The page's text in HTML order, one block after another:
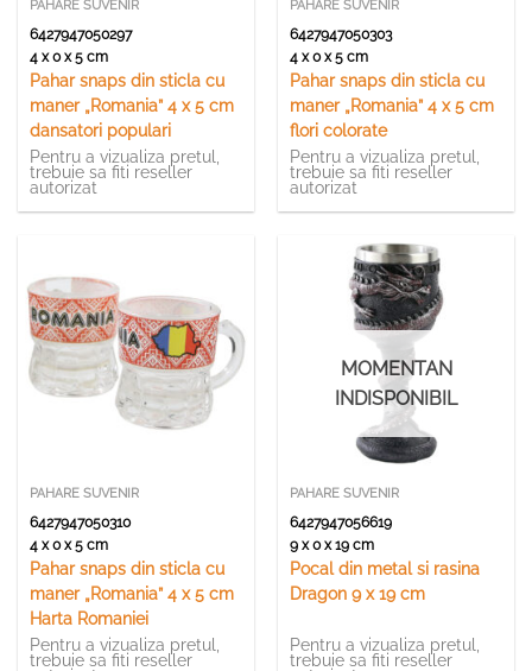
PAHARE SUVENIR
6427947050297
4 x 0 x 5 cm
Pahar snaps din sticla cu
maner „Romania” 4 x 5 cm
dansatori populari
Pentru a vizualiza pretul,
trebuie sa fiti reseller
autorizat
PAHARE SUVENIR
6427947050303
4 x 0 x 5 cm
Pahar snaps din sticla cu
maner „Romania” 4 x 5 cm
flori colorate
Pentru a vizualiza pretul,
trebuie sa fiti reseller
autorizat
PAHARE SUVENIR
6427947050310
4 x 0 x 5 cm
Pahar snaps din sticla cu
maner „Romania” 4 x 5 cm
Harta Romaniei
Pentru a vizualiza pretul,
trebuie sa fiti reseller
MOMENTAN
INDISPONIBIL
PAHARE SUVENIR
6427947056619
9 x 0 x 19 cm
Pocal din metal si rasina
Dragon 9 x 19 cm
Pentru a vizualiza pretul,
trebuie sa fiti reseller